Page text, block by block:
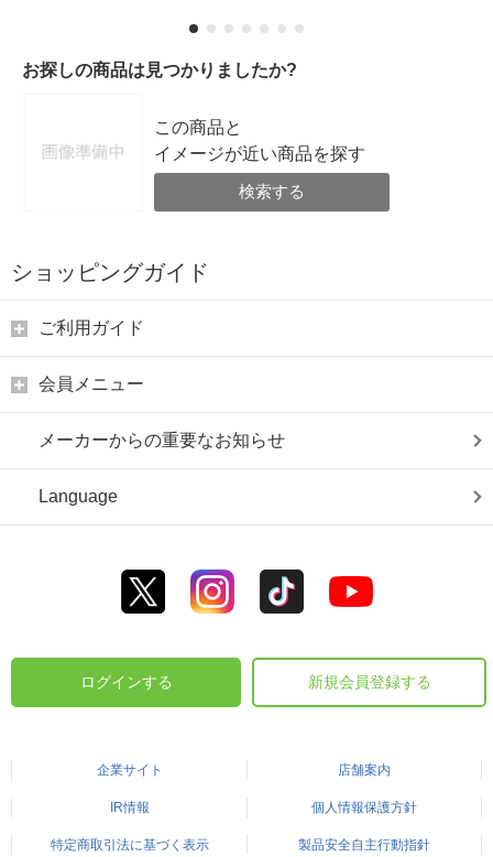
お探しの商品は見つかりましたか?
この商品と
イメージが近い商品を探す
検索する
ショッピングガイド
ご利用ガイド
会員メニュー
メーカーからの重要なお知らせ
Language
ログインする 新規会員登録する
企業サイト 店舗案内
IR情報 個人情報保護方針
特定商取引法に基づく表示 製品安全自主行動指針